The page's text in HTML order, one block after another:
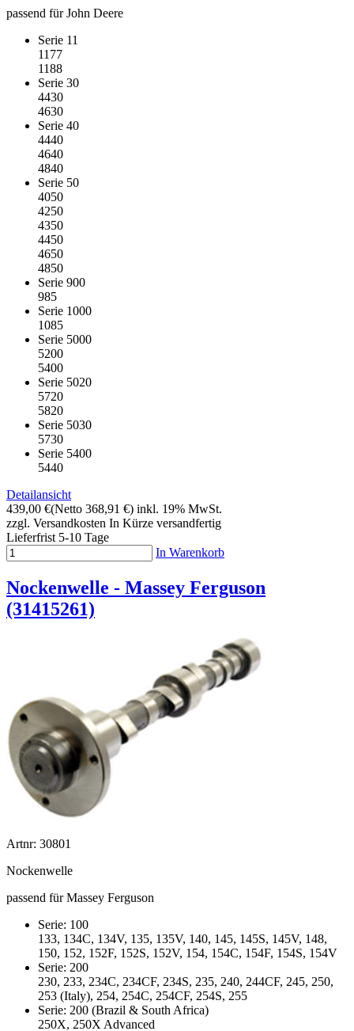
passend für John Deere
Serie 11
1177
1188
Serie 30
4430
4630
Serie 40
4440
4640
4840
Serie 50
4050
4250
4350
4450
4650
4850
Serie 900
985
Serie 1000
1085
Serie 5000
5200
5400
Serie 5020
5720
5820
Serie 5030
5730
Serie 5400
5440
Detailansicht
439,00 €(Netto 368,91 €) inkl. 19% MwSt.
zzgl. Versandkosten In Kürze versandfertig
Lieferfrist 5-10 Tage
In Warenkorb
Nockenwelle - Massey Ferguson
(31415261)
Artnr: 30801
Nockenwelle
passend für Massey Ferguson
Serie: 100
133, 134C, 134V, 135, 135V, 140, 145, 145S, 145V, 148,
150, 152, 152F, 152S, 152V, 154, 154C, 154F, 154S, 154V
Serie: 200
230, 233, 234C, 234CF, 234S, 235, 240, 244CF, 245, 250,
253 (Italy), 254, 254C, 254CF, 254S, 255
Serie: 200 (Brazil & South Africa)
250X, 250X Advanced